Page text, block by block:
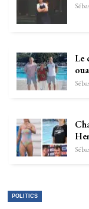
Le
POLITICS